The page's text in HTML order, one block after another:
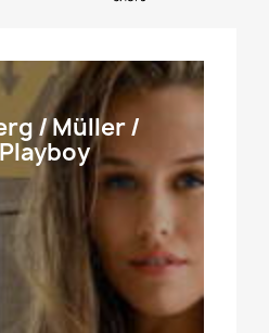
/ Müller /